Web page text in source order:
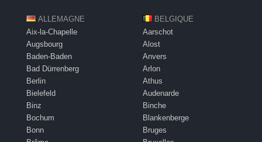
ALLEMAGNE
Aix-la-Chapelle
Augsbourg
Baden-Baden
Bad Dürrenberg
Berlin
Bielefeld
Binz
Bochum
Bonn
BELGIQUE
Aarschot
Alost
Anvers
Arlon
Athus
Audenarde
Binche
Blankenberge
Bruges